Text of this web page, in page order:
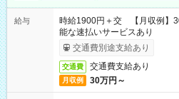
給与
時給1900円＋交 【月収例】
能な速払いサービスあり
交通費別途支給あり
交通費 交通費支給あり
月収例 30万円～